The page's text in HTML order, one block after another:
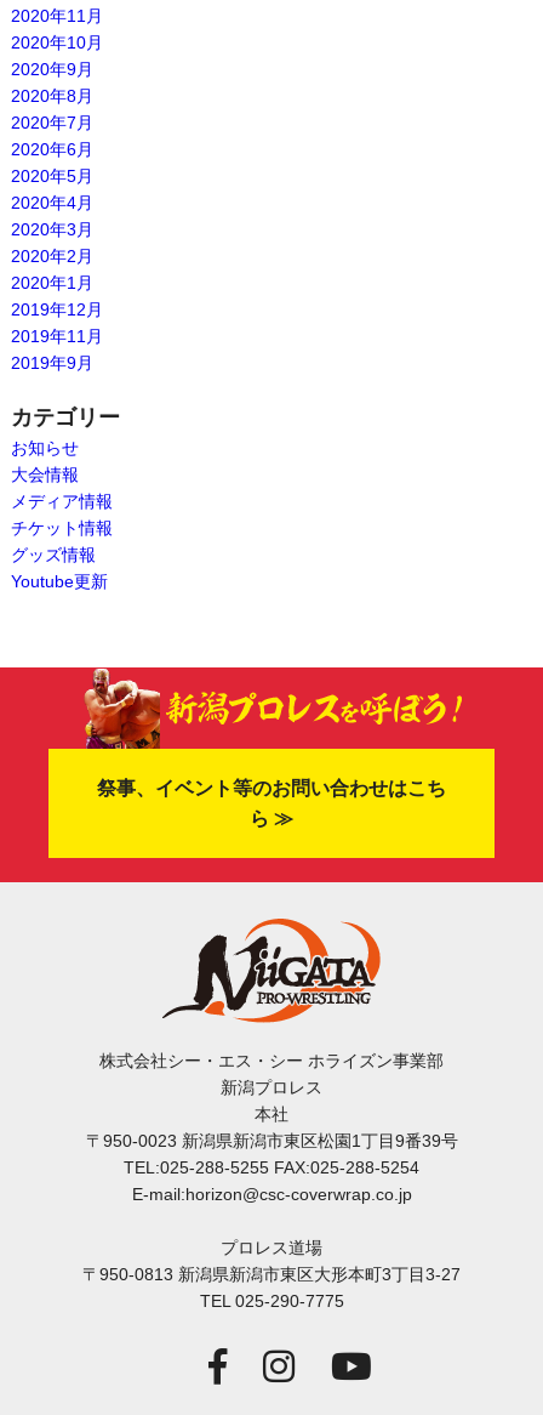
2020年11月
2020年10月
2020年9月
2020年8月
2020年7月
2020年6月
2020年5月
2020年4月
2020年3月
2020年2月
2020年1月
2019年12月
2019年11月
2019年9月
カテゴリー
お知らせ
大会情報
メディア情報
チケット情報
グッズ情報
Youtube更新
祭事、イベント等のお問い合わせはこち
ら ≫
株式会社シー・エス・シー ホライズン事業部
新潟プロレス
本社
〒950-0023 新潟県新潟市東区松園1丁目9番39号
TEL:025-288-5255 FAX:025-288-5254
E-mail:horizon@csc-coverwrap.co.jp
プロレス道場
〒950-0813 新潟県新潟市東区大形本町3丁目3-27
TEL 025-290-7775